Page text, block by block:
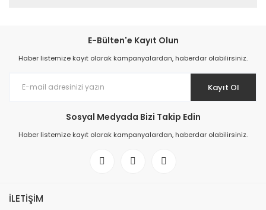
E-Bülten'e Kayıt Olun
Haber listemize kayıt olarak kampanyalardan, haberdar olabilirsiniz.
Kayıt Ol
Sosyal Medyada Bizi Takip Edin
Haber listemize kayıt olarak kampanyalardan, haberdar olabilirsiniz.
İLETİŞİM